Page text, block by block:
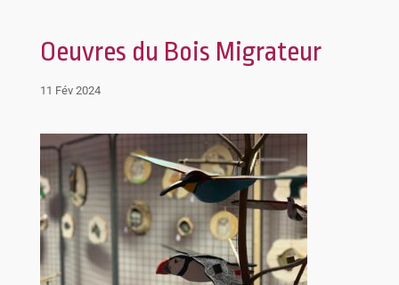
Oeuvres du Bois Migrateur
11 Fév 2024